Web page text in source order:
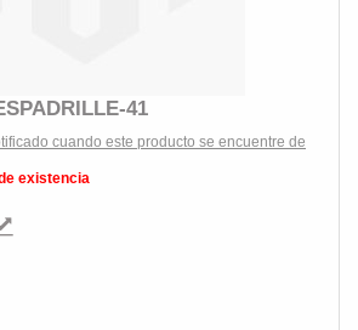
41
cuando este producto se encuentre de
existencia